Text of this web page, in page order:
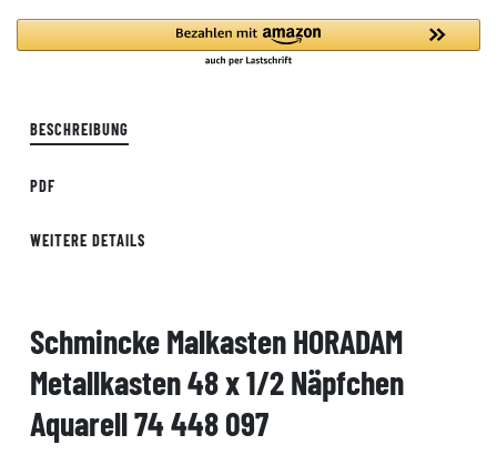
BESCHREIBUNG
PDF
WEITERE DETAILS
Schmincke Malkasten HORADAM
Metallkasten 48 x 1/2 Näpfchen
Aquarell 74 448 097